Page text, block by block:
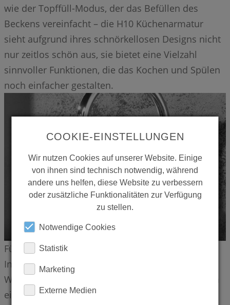
wie der Topffüll-Modus, der das Befüllen des
Beckens vereinfacht – die H10 Küchenarmatur
sieht aufgrund ihres schnörkellosen Designs nicht
nur zeitlos schön aus, sie bietet eine Vielzahl
sinnvoller Funktionen, die das Kochen und Spülen
noch einfacher gestalten.
Für besonders komfortables Arbeiten verfügt der
Infrarot-Sensor über eine Naherkennung. Der
Wasserfluss startet nicht sofort beim Unterstellen
eines Topfes, sondern erst, wenn sich ein
COOKIE-EINSTELLUNGEN
Wir nutzen Cookies auf unserer Website. Einige
von ihnen sind technisch notwendig, während
andere uns helfen, diese Website zu verbessern
oder zusätzliche Funktionalitäten zur Verfügung
zu stellen.
Notwendige Cookies
Statistik
Marketing
Externe Medien